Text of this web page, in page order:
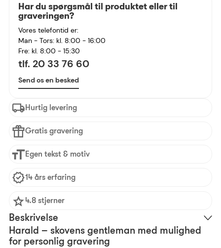
Har du spørgsmål til produktet eller til
graveringen?
Vores telefontid er:
Man - Tors: kl. 8:00 - 16:00
Fre: kl. 8:00 - 15:30
tlf. 20 33 76 60
Send os en besked
Hurtig levering
Gratis gravering
Egen tekst & motiv
14 års erfaring
4.8 stjerner
Beskrivelse
Harald – skovens gentleman med mulighed
for personlig gravering